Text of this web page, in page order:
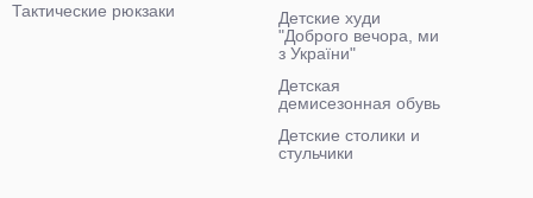
Тактические рюкзаки
Детские худи
"Доброго вечора, ми
з України"
Детская
демисезонная обувь
Детские столики и
стульчики